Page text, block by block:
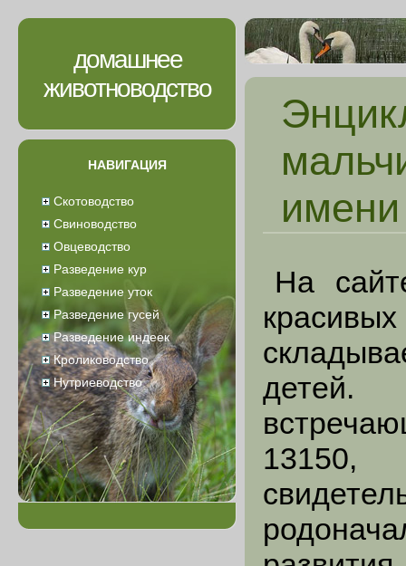
домашнее
животноводство
НАВИГАЦИЯ
Скотоводство
Свиноводство
Овцеводство
Разведение кур
Разведение уток
Разведение гусей
Разведение индеек
Кролиководство
Нутриеводство
На
детей.
13150,